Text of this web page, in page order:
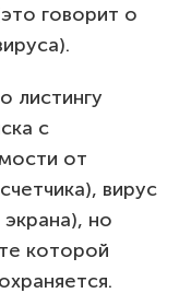
говорит о
листингу
с
от
вирус
но
которой